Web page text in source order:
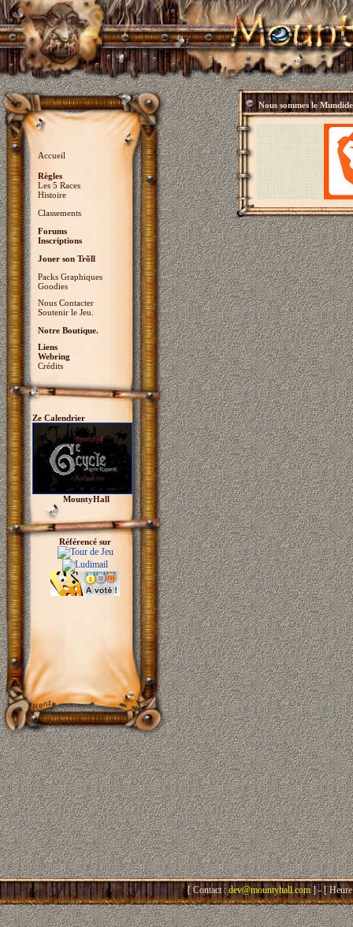
Accueil
Règles
Les 5 Races
Histoire
Classements
Forums
Inscriptions
Jouer son Trõll
Packs Graphiques
Goodies
Nous Contacter
Soutenir le Jeu.
Notre Boutique.
Liens
Webring
Crédits
Ze Calendrier
MountyHall
Référencé sur
Nous sommes le
[ Contact : dev@mountyhall.com] - [ Heure